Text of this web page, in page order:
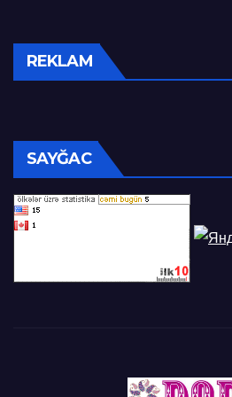
REKLAM
SAYĞAC